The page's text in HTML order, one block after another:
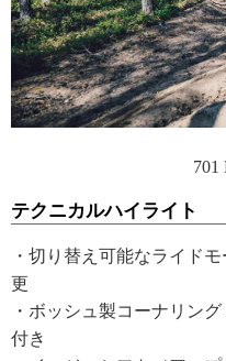
701
テクニカルハイライト
・切り替え可能なライド
更
・ボッシュ製コーナリン
付き